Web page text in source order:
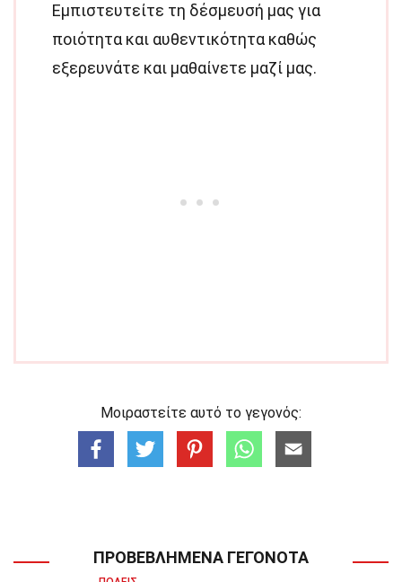
Εμπιστευτείτε τη δέσμευσή μας για
ποιότητα και αυθεντικότητα καθώς
εξερευνάτε και μαθαίνετε μαζί μας.
Μοιραστείτε αυτό το γεγονός:
ΠΡΟΒΕΒΛΗΜΈΝΑ ΓΕΓΟΝΌΤΑ